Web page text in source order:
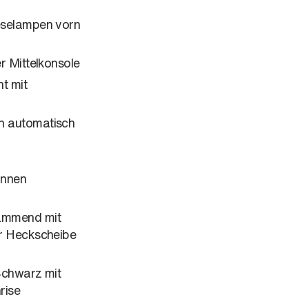
vorn
Mittelkonsole
mit
automatisch
mit
Heckscheibe
mit